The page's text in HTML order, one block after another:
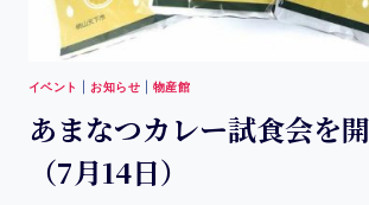
イベント お知らせ 物産館
あまなつカレー試食会を
（7月14日）